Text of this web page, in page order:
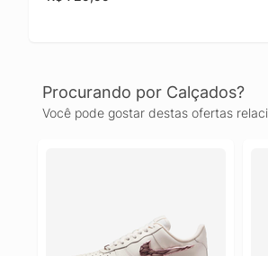
Procurando por Calçados?
Você pode gostar destas ofertas